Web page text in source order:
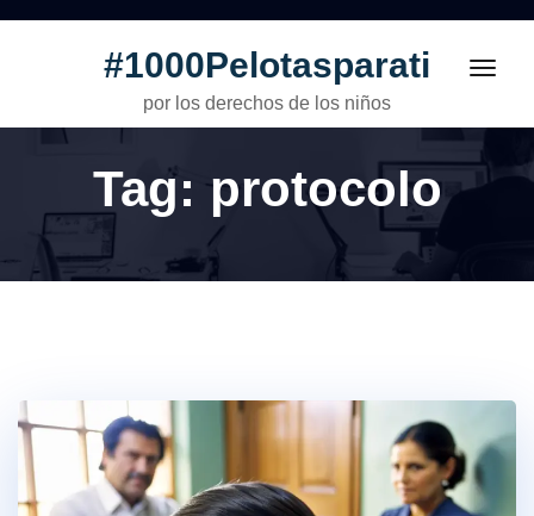
#1000Pelotasparati
por los derechos de los niños
Tag:protocolo